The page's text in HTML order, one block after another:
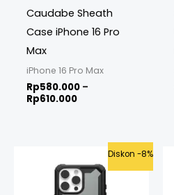
Caudabe Sheath
Case iPhone 16 Pro
Max
iPhone 16 Pro Max
Rp580.000 –
Rp610.000
Diskon -8%
Original
price
was:
Rp1.199.000.
Current
price
is:
Rp1.099.000.